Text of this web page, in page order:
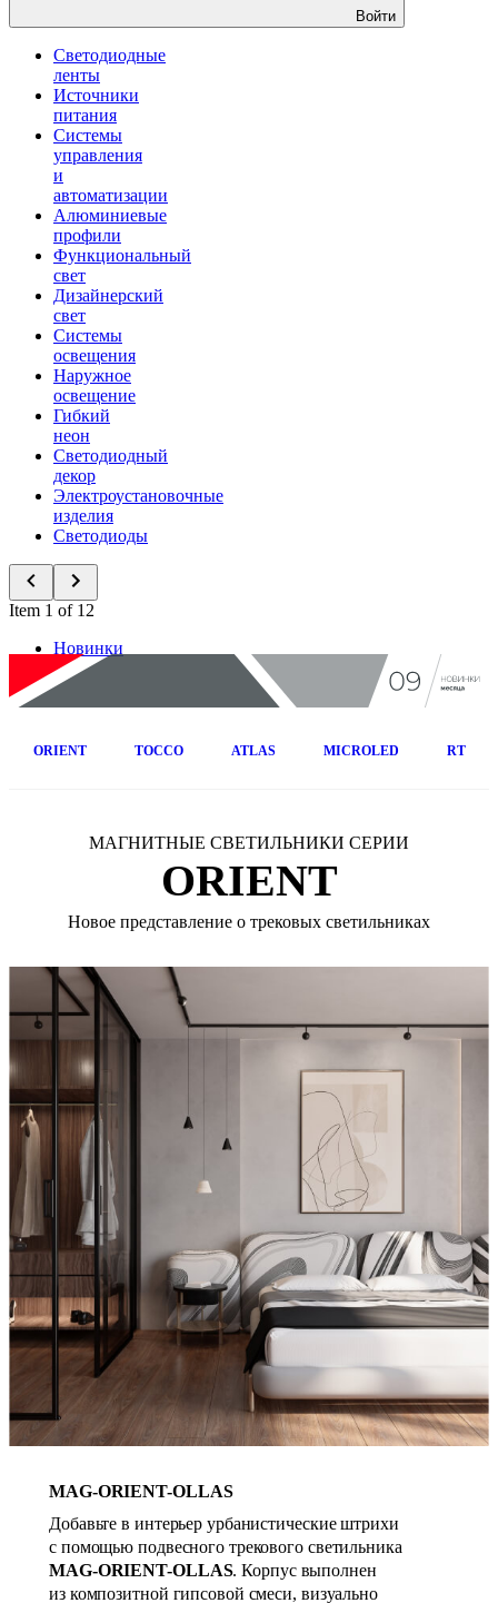
Войти
Светодиодные
ленты
Источники
питания
Системы
управления
и
автоматизации
Алюминиевые
профили
Функциональный
свет
Дизайнерский
свет
Системы
освещения
Наружное
освещение
Гибкий
неон
Светодиодный
декор
Электроустановочные
изделия
Светодиоды
Item 1 of 12
Новинки
ORIENT TOCCO ATLAS MICROLED RT
МАГНИТНЫЕ СВЕТИЛЬНИКИ СЕРИИ
ORIENT
Новое представление о трековых светильниках
MAG-ORIENT-OLLAS
Добавьте в интерьер урбанистические штрихи
с помощью подвесного трекового светильника
MAG-ORIENT-OLLAS. Корпус выполнен
из композитной гипсовой смеси, визуально